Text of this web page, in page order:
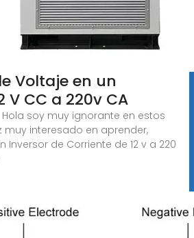
Voltaje en un
V CC a 220v CA
Hola soy muy ignorante en estos
muy interesado en aprender,
de Corriente de 12 v a 220